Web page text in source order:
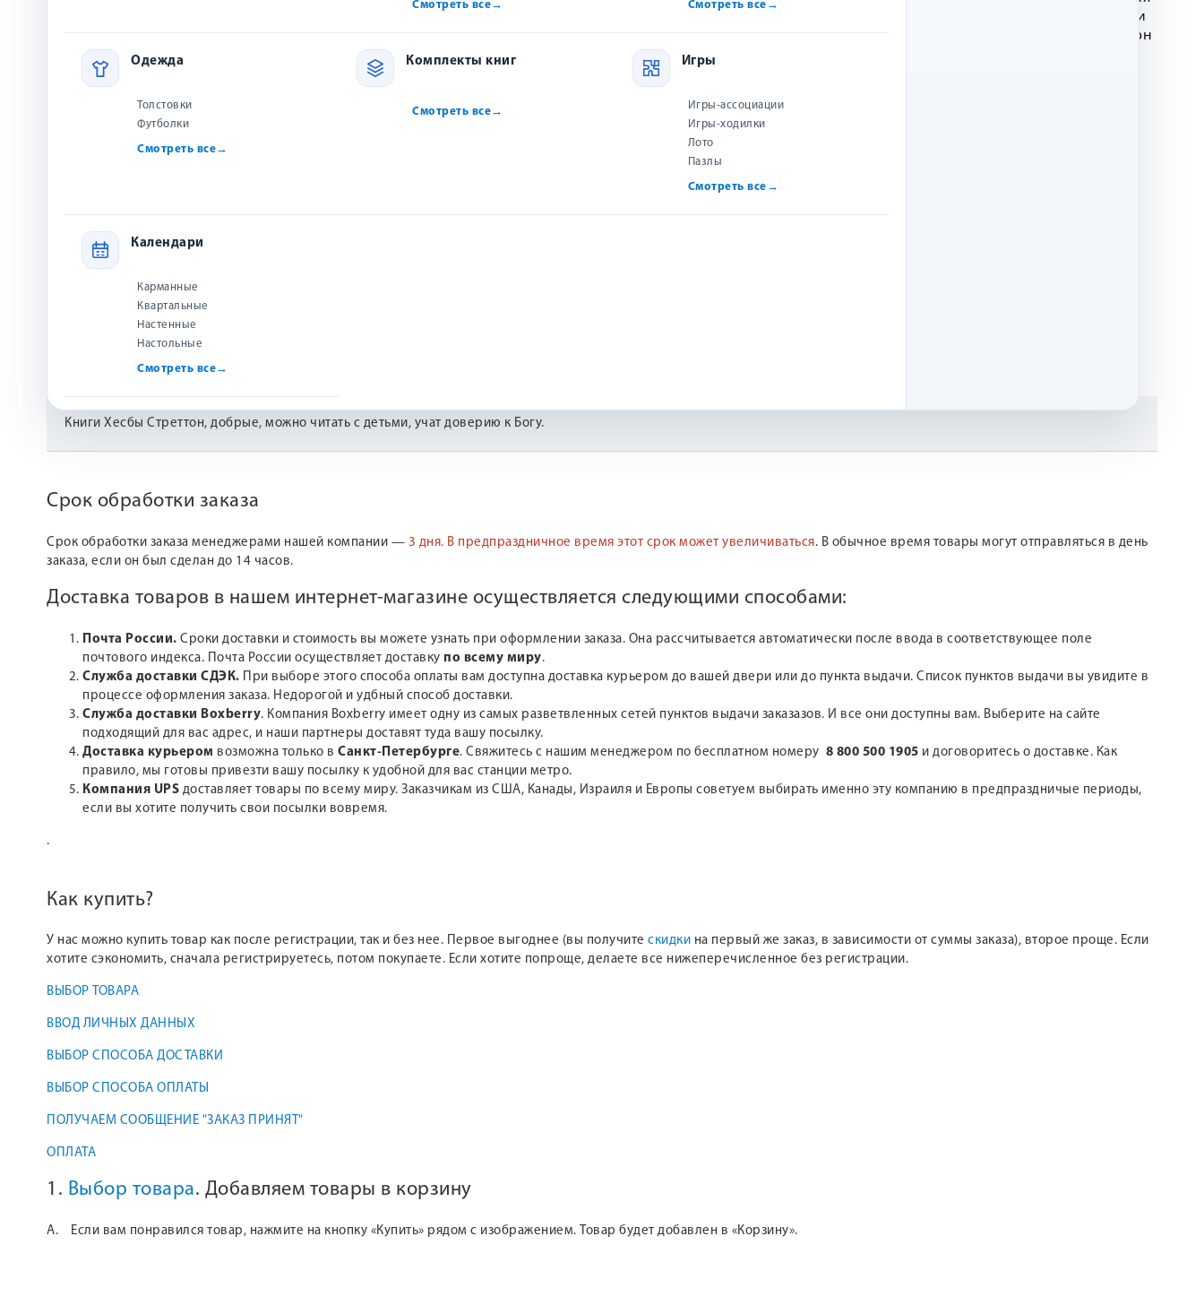
Смотреть все→ Смотреть все →
Одежда
Толстовки
Футболки
Смотреть все→
Комплекты книг
Смотреть все→
Игры
Игры-ассоциации
Игры-ходилки
Лото
Пазлы
Смотреть все →
Календари
Карманные
Квартальные
Настенные
Настольные
Смотреть все→
которых неожиданное трагическое событие, вмешавшееся в безмятежный ход их жизни, стало ступенькой к новым отношениям с Богом. Рассказ «Сэнди и
малышка Джипси» о беспризорном мальчике, потерявшем свою маленькую сестренку. О том, как в отчаянных поисках единственного родного человека он
находит главного Друга в своей жизни.
Хесба Стреттон
— христианская писательница викторианской Англии. Её книги для детей «Джессика», «Фернова лощина», «Дети из Кловерли» и другие пользовались
большим успехом. Ещё при её жизни было продано более 2 млн экземпляров книг, переведенных на 15 иностранных языков.
Отзывы
20.03.2022
белые листы, легко читать
Книги Хесбы Стреттон, добрые, можно читать с детьми, учат доверию к Богу.
Срок обработки заказа
Срок обработки заказа менеджерами нашей компании — 3 дня. В предпраздничное время этот срок может увеличиваться. В обычное время товары могут отправляться в день
заказа, если он был сделан до 14 часов.
Доставка товаров в нашем интернет-магазине осуществляется следующими способами:
Почта России. Сроки доставки и стоимость вы можете узнать при оформлении заказа. Она рассчитывается автоматически после ввода в соответствующее поле
почтового индекса. Почта России осуществляет доставку по всему миру.
Служба доставки СДЭК. При выборе этого способа оплаты вам доступна доставка курьером до вашей двери или до пункта выдачи. Список пунктов выдачи вы увидите в
процессе оформления заказа. Недорогой и удбный способ доставки.
Служба доставки Boxberry. Компания Boxberry имеет одну из самых разветвленных сетей пунктов выдачи заказазов. И все они доступны вам. Выберите на сайте
подходящий для вас адрес, и наши партнеры доставят туда вашу посылку.
Доставка курьером возможна только в Санкт-Петербурге. Свяжитесь с нашим менеджером по бесплатном номеру 8 800 500 1905 и договоритесь о доставке. Как
правило, мы готовы привезти вашу посылку к удобной для вас станции метро.
Компания UPS доставляет товары по всему миру. Заказчикам из США, Канады, Израиля и Европы советуем выбирать именно эту компанию в предпраздничые периоды,
если вы хотите получить свои посылки вовремя.
.
Как купить?
У нас можно купить товар как после регистрации, так и без нее. Первое выгоднее (вы получите скидки на первый же заказ, в зависимости от суммы заказа), второе проще. Если
хотите сэкономить, сначала регистрируетесь, потом покупаете. Если хотите попроще, делаете все нижеперечисленное без регистрации.
ВЫБОР ТОВАРА
ВВОД ЛИЧНЫХ ДАННЫХ
ВЫБОР СПОСОБА ДОСТАВКИ
ВЫБОР СПОСОБА ОПЛАТЫ
ПОЛУЧАЕМ СООБЩЕНИЕ "ЗАКАЗ ПРИНЯТ"
ОПЛАТА
1. Выбор товара. Добавляем товары в корзину
А. Если вам понравился товар, нажмите на кнопку «Купить» рядом с изображением. Товар будет добавлен в «Корзину».